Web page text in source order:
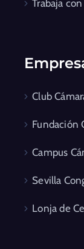
Trabaja
Club
Fundación
Campus
Sevilla
Lonja de